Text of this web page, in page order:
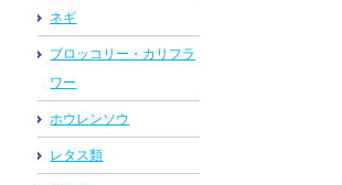
ネギ
ブロッコリー・カリフラ
ワー
ホウレンソウ
レタス類